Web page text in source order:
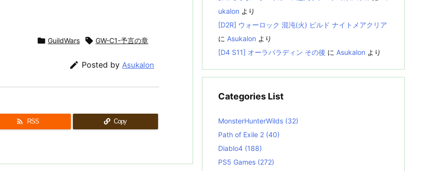
 GuildWars  GW-C1-予言の章
 Posted by Asukalon
 RSS Copy
ukalon より
[D2R] ウォーロック 混沌(火) ビルド ナイトメアクリア
に Asukalon より
[D4 S11] オーラパラディン その後 に Asukalon より
Categories List
MonsterHunterWilds (32)
Path of Exile 2 (40)
Diablo4 (188)
PS5 Games (272)